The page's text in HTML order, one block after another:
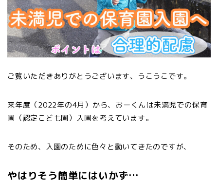
ご覧いただきありがとうございます、うこうこです。
来年度（2022年の4月）から、おーくんは未満児での保育
園（認定こども園）入園を考えています。
そのため、入園のために色々と動いてきたのですが、
やはりそう簡単にはいかず…